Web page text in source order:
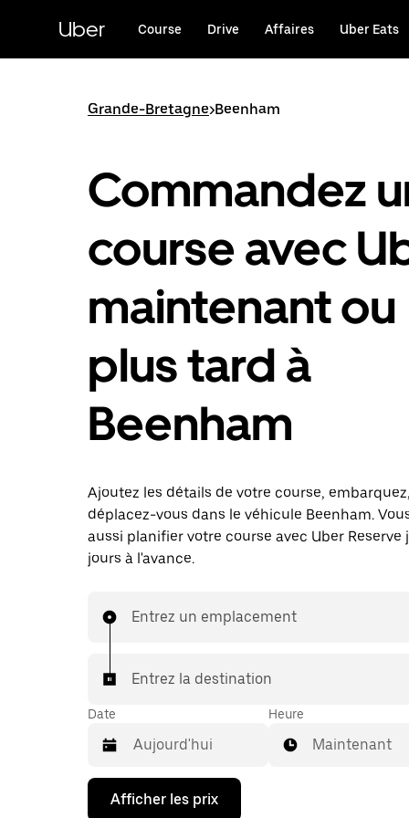
principal
Uber Course Drive Affaires Uber Eats
Grande-Bretagne>Beenham
Commandez
course avec
maintenant ou
plus tard à
Beenham
Ajoutez les détails de votre course,
déplacez-vous dans le véhicule Beenham.
aussi planifier votre course avec Uber Reserve
jours à l'avance.
Entrez un emplacement
Entrez la destination
Date
Appuyez
Heure
Maintenant
Afficher les prix